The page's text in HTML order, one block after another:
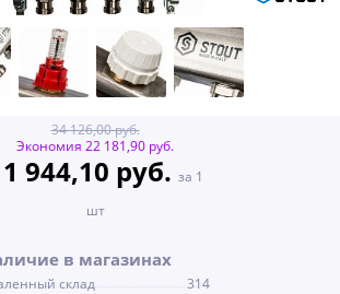
34 126,00 руб.
Экономия 22 181,90 руб.
944,10 руб. за 1
шт
в магазинах
склад
314